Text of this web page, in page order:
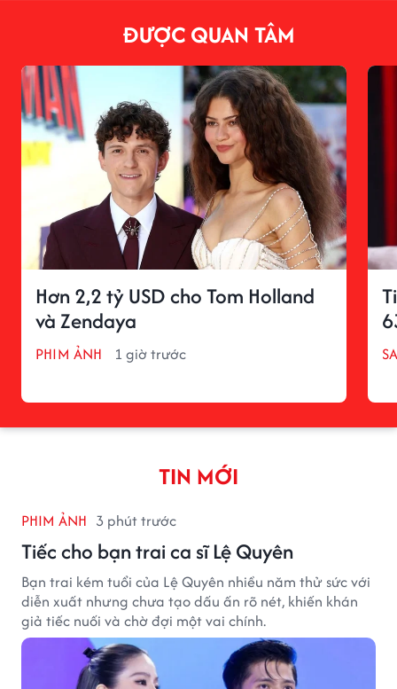
ĐƯỢC QUAN TÂM
Hơn 2,2 tỷ USD cho Tom Holland
và Zendaya
PHIM ẢNH 1 giờ trước
TIN MỚI
PHIM ẢNH 3 phút trước
Tiếc cho bạn trai ca sĩ Lệ Quyên
Bạn trai kém tuổi của Lệ Quyên nhiều năm thử sức với
diễn xuất nhưng chưa tạo dấu ấn rõ nét, khiến khán
giả tiếc nuối và chờ đợi một vai chính.